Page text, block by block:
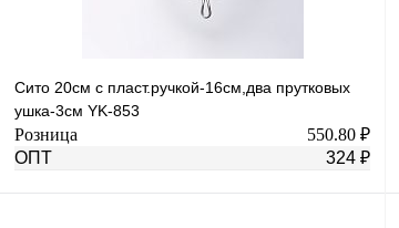
Сито 20см с пласт.ручкой-16см,два прутковых
ушка-3см YK-853
Розница
550.80 ₽
ОПТ
324 ₽